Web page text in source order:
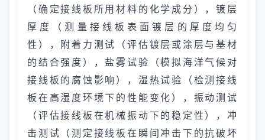
（确定接线板所用材料的化学成分），镀层
厚度（测量接线板表面镀层的厚度均匀
性），附着力测试（评估镀层或涂层与基材
的结合强度），盐雾试验（模拟海洋气候对
接线板的腐蚀影响），湿热试验（检测接线
板在高湿度环境下的性能变化），振动测试
（评估接线板在机械振动下的稳定性），冲
击测试（测定接线板在瞬间冲击下的抗破坏